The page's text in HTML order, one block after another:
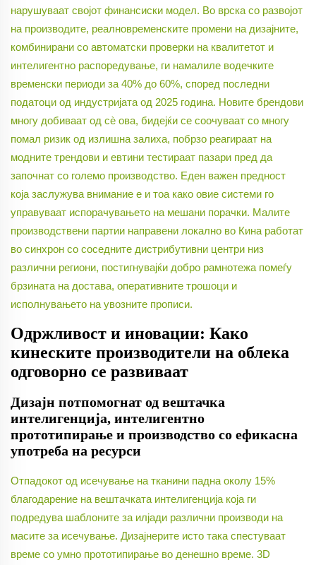
нарушуваат својот финансиски модел. Во врска со развојот
на производите, реалновременските промени на дизајните,
комбинирани со автоматски проверки на квалитетот и
интелигентно распоредување, ги намалиле водечките
временски периоди за 40% до 60%, според последни
податоци од индустријата од 2025 година. Новите брендови
многу добиваат од сѐ ова, бидејќи се соочуваат со многу
помал ризик од излишна залиха, побрзо реагираат на
модните трендови и евтини тестираат пазари пред да
започнат со големо производство. Еден важен предност
која заслужува внимание е и тоа како овие системи го
управуваат испорачувањето на мешани порачки. Малите
производствени партии направени локално во Кина работат
во синхрон со соседните дистрибутивни центри низ
различни региони, постигнувајќи добро рамнотежа помеѓу
брзината на достава, оперативните трошоци и
исполнувањето на увозните прописи.
Одржливост и иновации: Како
кинеските производители на облека
одговорно се развиваат
Дизајн потпомогнат од вештачка
интелигенција, интелигентно
прототипирање и производство со ефикасна
употреба на ресурси
Отпадокот од исечување на тканини падна околу 15%
благодарение на вештачката интелигенција која ги
подредува шаблоните за илјади различни производи на
масите за исечување. Дизајнерите исто така спестуваат
време со умно прототипирање во денешно време. 3D